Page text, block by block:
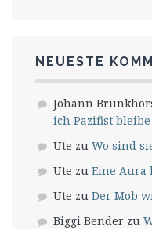
NEUESTE
Johann
ich Pazifist bleibe
Ute zu Wo sind
Ute zu Eine Aura
Ute zu Der Mob
Biggi Bender zu